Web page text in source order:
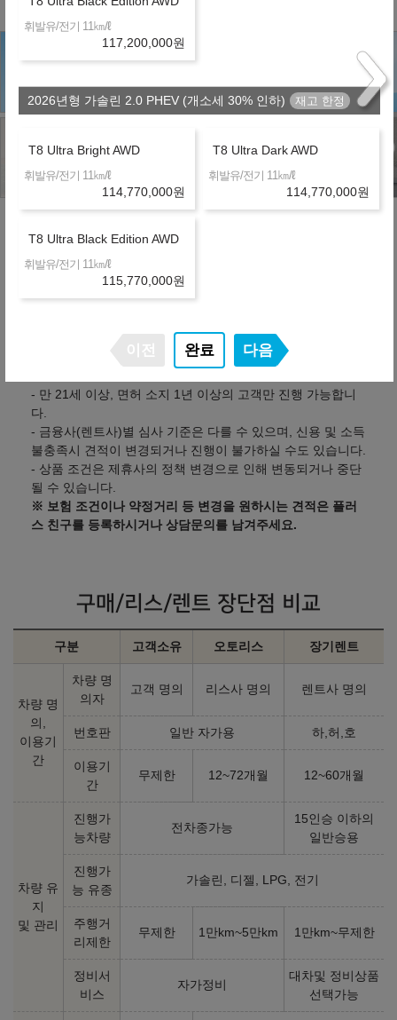
- 산출하신 견적이 정확한지 상담을 통해 확인하시기 바랍니
- 만 21세 이상, 면허 소지 1년 이상의 고객만 진행 가능합니
다.
- 금융사(렌트사)별 심사 기준은 다를 수 있으며, 신용 및 소득
불충족시 견적이 변경되거나 진행이 불가하실 수도 있습니다.
- 상품 조건은 제휴사의 정책 변경으로 인해 변동되거나 중단
될 수 있습니다.
※ 보험 조건이나 약정거리 등 변경을 원하시는 견적은 플러
스 친구를 등록하시거나 상담문의를 남겨주세요.
구매/리스/렌트 장단점 비교
구분 고객소유 오토리스 장기렌트
차량 명
의,
이용기
간
차량 명
의자
고객 명의 리스사 명의 렌트사 명의
번호판 일반 자가용 하,허,호
이용기
간
무제한 12~72개월 12~60개월
차량 유
지
및 관리
진행가
능차량
전차종가능
15인승 이하의
일반승용
진행가
능 유종
가솔린, 디젤, LPG, 전기
주행거
리제한
무제한 1만km~5만km 1만km~무제한
정비서
비스
자가정비
대차및 정비상품
선택가능
휘발유/전기 11㎞/ℓ
117,200,000원
2026년형 가솔린 2.0 PHEV (개소세 30% 인하)
T8 Ultra Bright AWD
휘발유/전기 11㎞/ℓ
114,770,000원
T8 Ultra Dark AWD
휘발유/전기 11㎞/ℓ
114,770,000원
T8 Ultra Black Edition AWD
휘발유/전기 11 ㎞/ℓ
115,770,000원
완료 다음